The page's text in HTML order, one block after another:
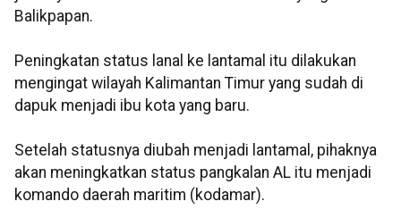
Balikpapan.
Peningkatan status lanal ke lantamal itu dilakukan
mengingat wilayah Kalimantan Timur yang sudah di
dapuk menjadi ibu kota yang baru.
Setelah statusnya diubah menjadi lantamal, pihaknya
akan meningkatkan status pangkalan AL itu menjadi
komando daerah maritim (kodamar).